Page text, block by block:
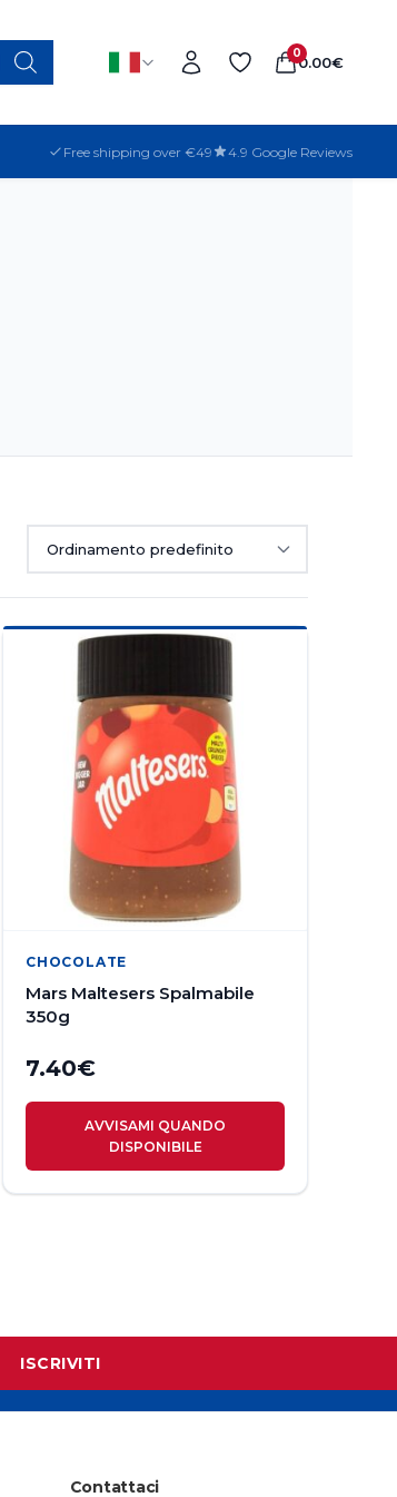
0
0.00€
Free shipping over €49 4.9 Google Reviews
CHOCOLATE
Mars Maltesers Spalmabile
350g
7.40€
AVVISAMI QUANDO
DISPONIBILE
ISCRIVITI
Contattaci